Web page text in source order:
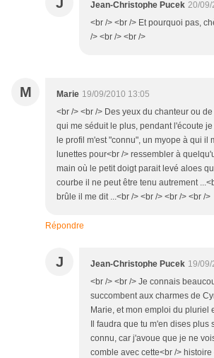
Jean-Christophe Pucek 20/09/
<br /> <br /> Et pourquoi pas,
/> <br /> <br />
M Marie 19/09/2010 13:05
<br /> <br /> Des yeux du chanteur ou
qui me séduit le plus, pendant l'écoute
le profil m'est "connu", un myope à qui il
lunettes pour<br /> ressembler à
main où le petit doigt parait levé aloes
courbe il ne peut être tenu autrement
brûle il me dit ...<br /> <br /> <br /> <br />
Répondre
J Jean-Christophe Pucek 19/
<br /> <br /> Je connais
succombent aux charmes de
Marie, et mon emploi du pluriel
Il faudra que tu m'en dises plus
connu, car j'avoue que je ne
comble avec cette<br />